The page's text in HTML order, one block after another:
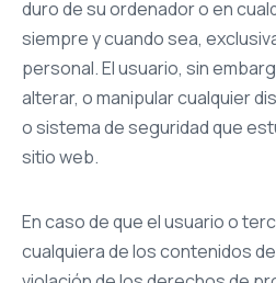
duro de su ordenador o en
siempre y cuando sea,
personal. El usuario, sin
alterar, o manipular cualquier
o sistema de seguridad que
sitio web.
En caso de que el usuario o
cualquiera de los contenidos